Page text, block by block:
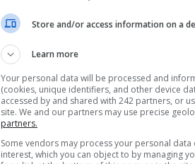
Store and/or access information on a
Learn more
Your personal data will be processed and
(cookies, unique identifiers, and other device
accessed by and shared with 242 partners, or
site. We and our partners may use precise
partners.
Some vendors may process your personal
interest, which you can object to by managing